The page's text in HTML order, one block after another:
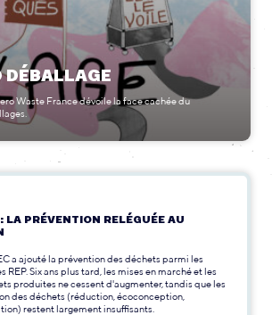
DÉBALLAGE
Waste France dévoile la face cachée du
LA PRÉVENTION RELÉGUÉE AU
a ajouté la prévention des déchets parmi les
REP. Six ans plus tard, les mises en marché et les
produites ne cessent d'augmenter, tandis que les
des déchets (réduction, écoconception,
restent largement insuffisants.